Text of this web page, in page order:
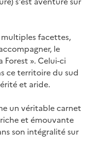
facettes,
le
». Celui-ci
ce territoire du sud
et aride.
un véritable carnet
et émouvante
son intégralité sur